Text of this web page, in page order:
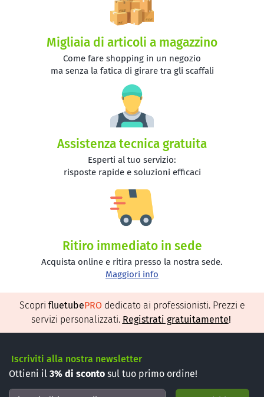
Migliaia di articoli a magazzino
Come fare shopping in un negozio
ma senza la fatica di girare tra gli scaffali
Assistenza tecnica gratuita
Esperti al tuo servizio:
risposte rapide e soluzioni efficaci
Ritiro immediato in sede
Acquista online e ritira presso la nostra sede.
Maggiori info
Scopri fluetubePRO dedicato ai professionisti. Prezzi e
servizi personalizzati. Registrati gratuitamente!
Iscriviti alla nostra newsletter
Ottieni il 3% di sconto sul tuo primo ordine!